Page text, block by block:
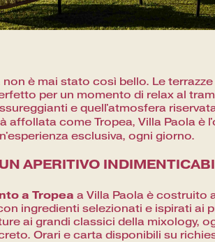
non è mai stato così bello. Le
per un momento di relax al
e quell'atmosfera
affollata come Tropea, Villa Paola è
esclusiva, ogni giorno.
APERITIVO
a Tropea a Villa Paola è costruito
ingredienti selezionati e ispirati ai
ai grandi classici della mixology,
Orari e carta disponibili su